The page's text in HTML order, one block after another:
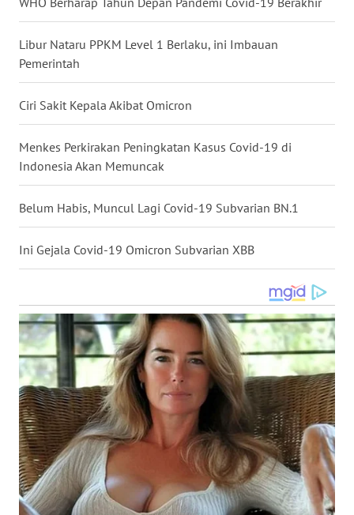
Libur Nataru PPKM Level 1 Berlaku, ini Imbauan
Pemerintah
Ciri Sakit Kepala Akibat Omicron
Menkes Perkirakan Peningkatan Kasus Covid-19 di
Indonesia Akan Memuncak
Belum Habis, Muncul Lagi Covid-19 Subvarian BN.1
Ini Gejala Covid-19 Omicron Subvarian XBB
WN
JATIM
BALI
WN
KALBAR
WN
KALTENG
WN
KALTARA
WN
KALSEL
WN
KALTIM